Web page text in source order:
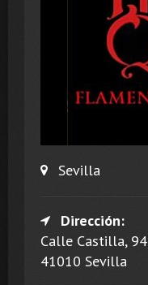
Sevilla
Dirección:
Calle Castilla, 94
41010 Sevilla